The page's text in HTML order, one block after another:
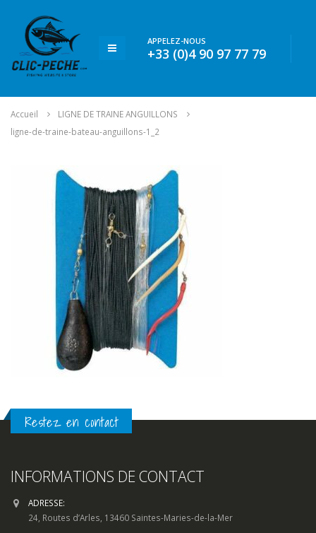
APPELEZ-NOUS
+33 (0)4 90 97 77 79
Accueil
LIGNE DE TRAINE ANGUILLONS
ligne-de-traine-bateau-anguillons-1_2
Restez en contact
INFORMATIONS DE CONTACT
ADRESSE:
24, Routes d’Arles, 13460 Saintes-Maries-de-la-Mer